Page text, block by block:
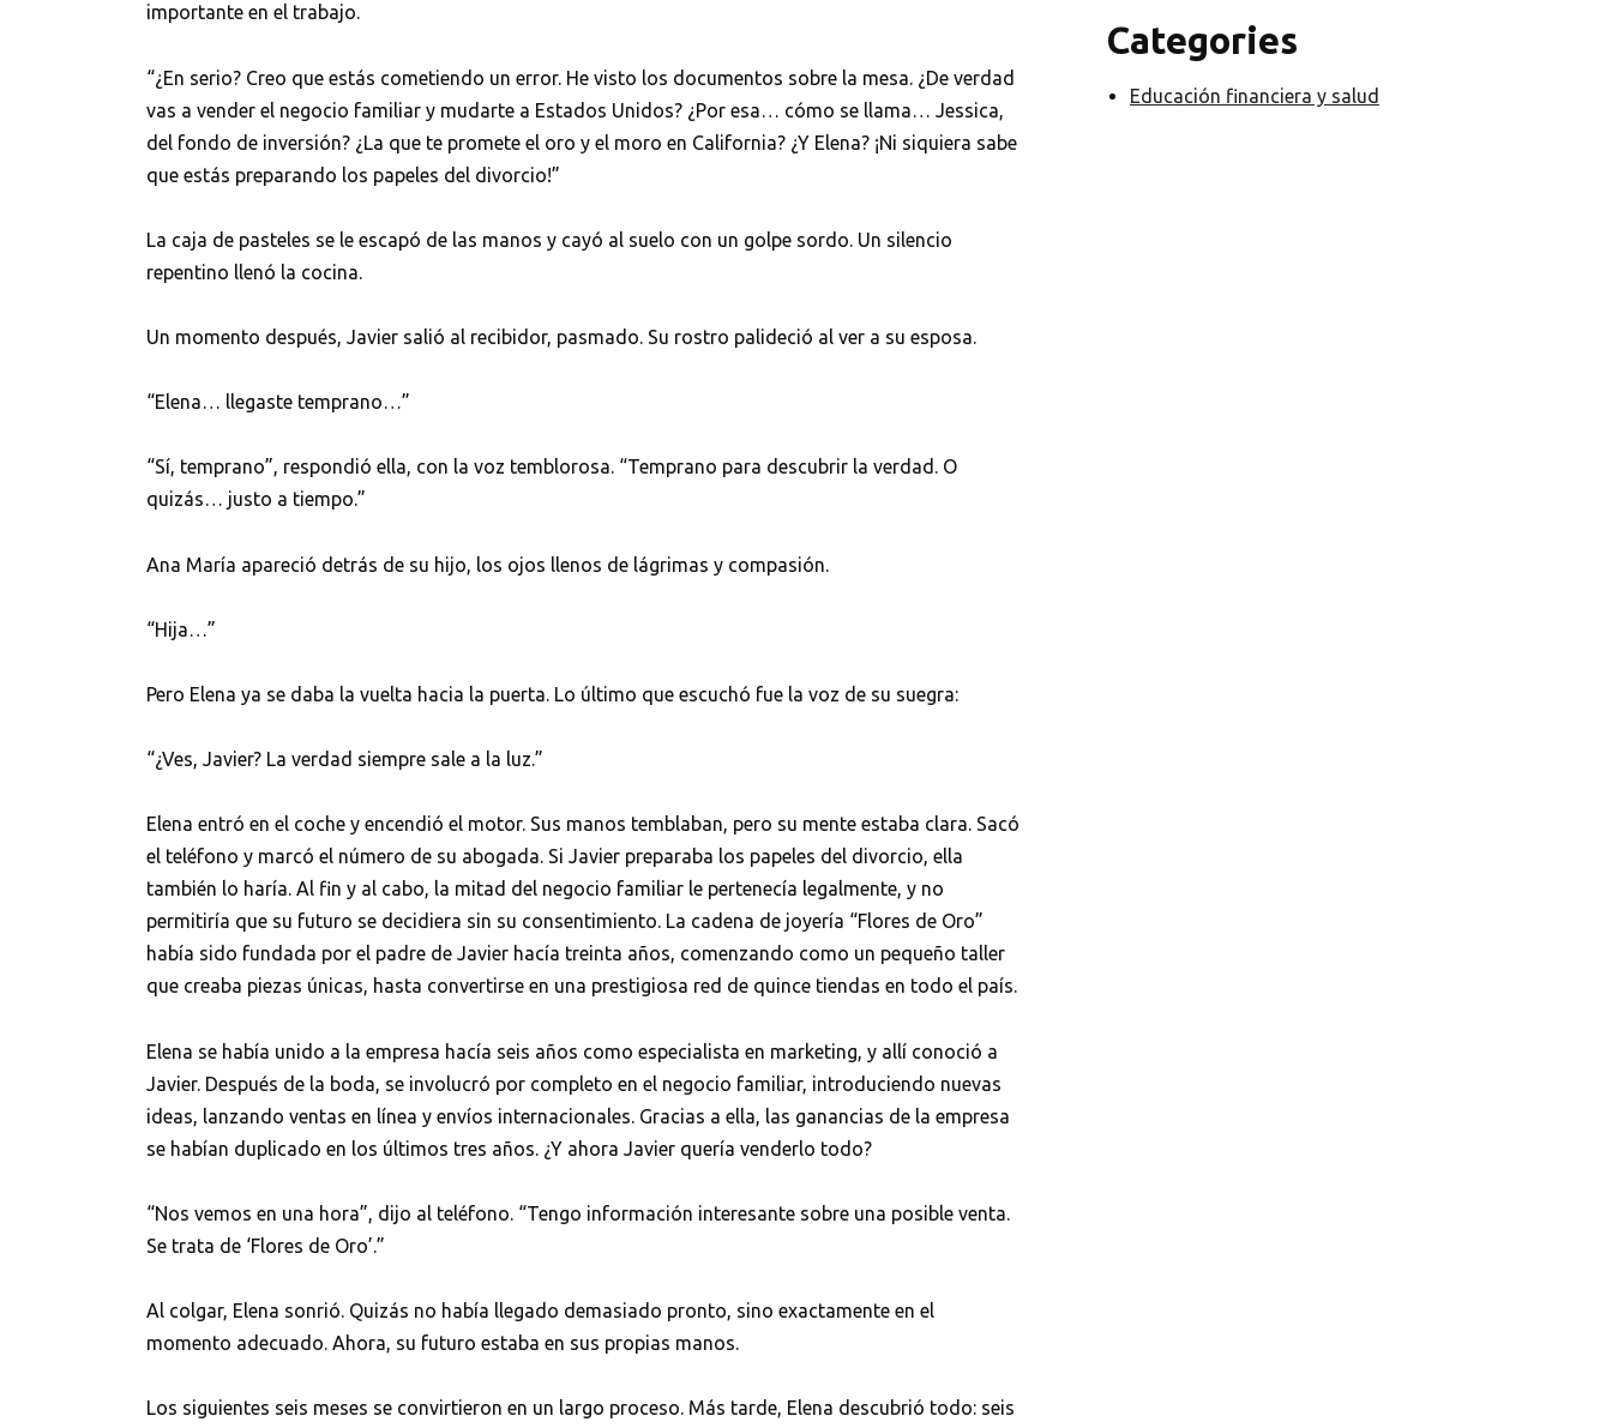
importante en el trabajo.
“¿En serio? Creo que estás cometiendo un error. He visto los documentos sobre la mesa. ¿De verdad
vas a vender el negocio familiar y mudarte a Estados Unidos? ¿Por esa… cómo se llama… Jessica,
del fondo de inversión? ¿La que te promete el oro y el moro en California? ¿Y Elena? ¡Ni siquiera sabe
que estás preparando los papeles del divorcio!”
La caja de pasteles se le escapó de las manos y cayó al suelo con un golpe sordo. Un silencio
repentino llenó la cocina.
Un momento después, Javier salió al recibidor, pasmado. Su rostro palideció al ver a su esposa.
“Elena… llegaste temprano…”
“Sí, temprano”, respondió ella, con la voz temblorosa. “Temprano para descubrir la verdad. O
quizás… justo a tiempo.”
Ana María apareció detrás de su hijo, los ojos llenos de lágrimas y compasión.
“Hija…”
Pero Elena ya se daba la vuelta hacia la puerta. Lo último que escuchó fue la voz de su suegra:
“¿Ves, Javier? La verdad siempre sale a la luz.”
Elena entró en el coche y encendió el motor. Sus manos temblaban, pero su mente estaba clara. Sacó
el teléfono y marcó el número de su abogada. Si Javier preparaba los papeles del divorcio, ella
también lo haría. Al fin y al cabo, la mitad del negocio familiar le pertenecía legalmente, y no
permitiría que su futuro se decidiera sin su consentimiento. La cadena de joyería “Flores de Oro”
había sido fundada por el padre de Javier hacía treinta años, comenzando como un pequeño taller
que creaba piezas únicas, hasta convertirse en una prestigiosa red de quince tiendas en todo el país.
Elena se había unido a la empresa hacía seis años como especialista en marketing, y allí conoció a
Javier. Después de la boda, se involucró por completo en el negocio familiar, introduciendo nuevas
ideas, lanzando ventas en línea y envíos internacionales. Gracias a ella, las ganancias de la empresa
se habían duplicado en los últimos tres años. ¿Y ahora Javier quería venderlo todo?
“Nos vemos en una hora”, dijo al teléfono. “Tengo información interesante sobre una posible venta.
Se trata de ‘Flores de Oro’.”
Al colgar, Elena sonrió. Quizás no había llegado demasiado pronto, sino exactamente en el
momento adecuado. Ahora, su futuro estaba en sus propias manos.
Los siguientes seis meses se convirtieron en un largo proceso. Más tarde, Elena descubrió todo: seis
Categories
Educación financiera y salud